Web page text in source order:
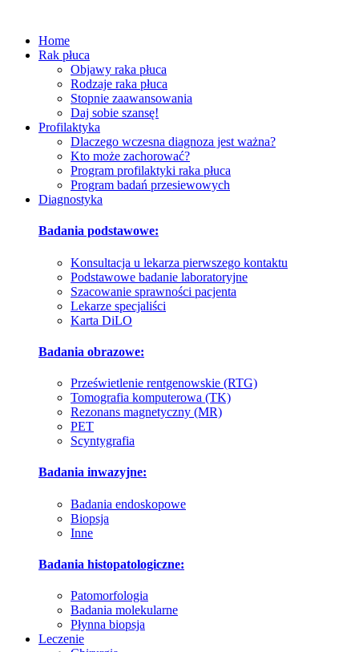
Home
Rak płuca
Objawy raka płuca
Rodzaje raka płuca
Stopnie zaawansowania
Daj sobie szansę!
Profilaktyka
Dlaczego wczesna diagnoza jest ważna?
Kto może zachorować?
Program profilaktyki raka płuca
Program badań przesiewowych
Diagnostyka
Badania podstawowe:
Konsultacja u lekarza pierwszego kontaktu
Podstawowe badanie laboratoryjne
Szacowanie sprawności pacjenta
Lekarze specjaliści
Karta DiLO
Badania obrazowe:
Prześwietlenie rentgenowskie (RTG)
Tomografia komputerowa (TK)
Rezonans magnetyczny (MR)
PET
Scyntygrafia
Badania inwazyjne:
Badania endoskopowe
Biopsja
Inne
Badania histopatologiczne:
Patomorfologia
Badania molekularne
Płynna biopsja
Leczenie